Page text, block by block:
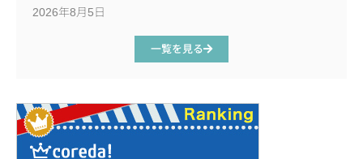
2026年8月5日
一覧を見る